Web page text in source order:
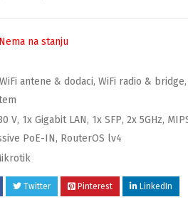
Nema na stanju
WiFi antene & dodaci, WiFi radio & bridge,
V, 1x Gigabit LAN, 1x SFP, 2x 5GHz,
PoE-IN, RouterOS lv4
Twitter Pinterest LinkedIn